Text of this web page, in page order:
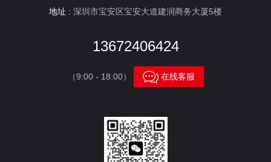
地址 : 深圳市宝安区宝安大道建润商务大厦5楼
13672406424
（9:00 - 18:00） 在线客服